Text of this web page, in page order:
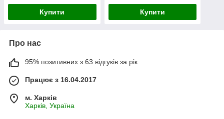
Купити Купити
Про нас
95% позитивних з 63 відгуків за рік
Працює з 16.04.2017
м. Харків
Харків, Україна